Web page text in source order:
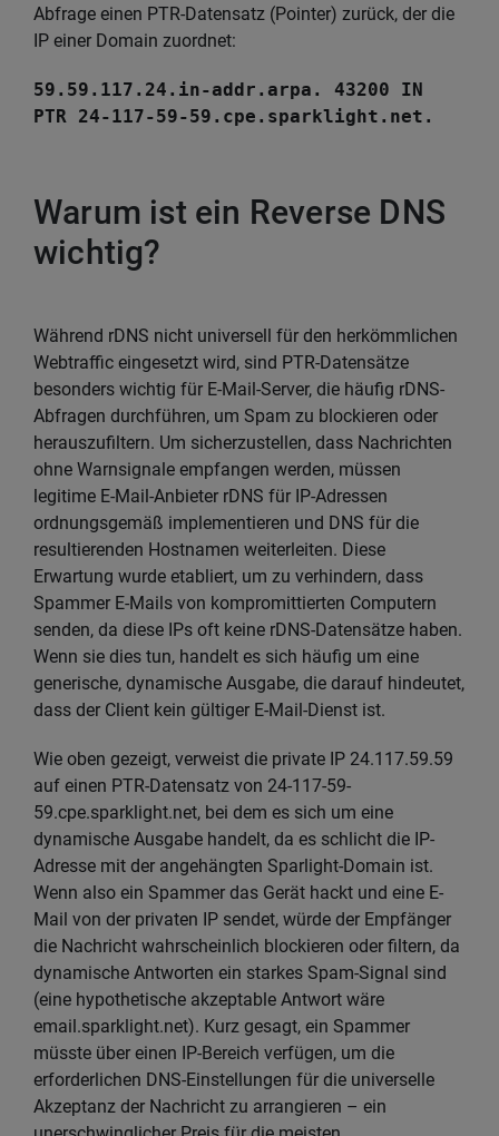
Abfrage einen PTR-Datensatz (Pointer) zurück, der die
IP einer Domain zuordnet:
59.59.117.24.in-addr.arpa. 43200 IN
PTR 24-117-59-59.cpe.sparklight.net.
Warum ist ein Reverse DNS
wichtig?
Während rDNS nicht universell für den herkömmlichen
Webtraffic eingesetzt wird, sind PTR-Datensätze
besonders wichtig für E-Mail-Server, die häufig rDNS-
Abfragen durchführen, um Spam zu blockieren oder
herauszufiltern. Um sicherzustellen, dass Nachrichten
ohne Warnsignale empfangen werden, müssen
legitime E-Mail-Anbieter rDNS für IP-Adressen
ordnungsgemäß implementieren und DNS für die
resultierenden Hostnamen weiterleiten. Diese
Erwartung wurde etabliert, um zu verhindern, dass
Spammer E-Mails von kompromittierten Computern
senden, da diese IPs oft keine rDNS-Datensätze haben.
Wenn sie dies tun, handelt es sich häufig um eine
generische, dynamische Ausgabe, die darauf hindeutet,
dass der Client kein gültiger E-Mail-Dienst ist.
Wie oben gezeigt, verweist die private IP 24.117.59.59
auf einen PTR-Datensatz von 24-117-59-
59.cpe.sparklight.net, bei dem es sich um eine
dynamische Ausgabe handelt, da es schlicht die IP-
Adresse mit der angehängten Sparlight-Domain ist.
Wenn also ein Spammer das Gerät hackt und eine E-
Mail von der privaten IP sendet, würde der Empfänger
die Nachricht wahrscheinlich blockieren oder filtern, da
dynamische Antworten ein starkes Spam-Signal sind
(eine hypothetische akzeptable Antwort wäre
email.sparklight.net). Kurz gesagt, ein Spammer
müsste über einen IP-Bereich verfügen, um die
erforderlichen DNS-Einstellungen für die universelle
Akzeptanz der Nachricht zu arrangieren – ein